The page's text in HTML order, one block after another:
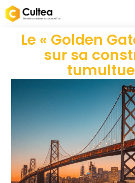
Le « Golden
sur sa